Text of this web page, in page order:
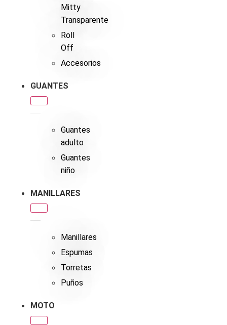
Mitty
Transparente
Roll
Off
Accesorios
GUANTES
Guantes
adulto
Guantes
niño
MANILLARES
Manillares
Espumas
Torretas
Puños
MOTO